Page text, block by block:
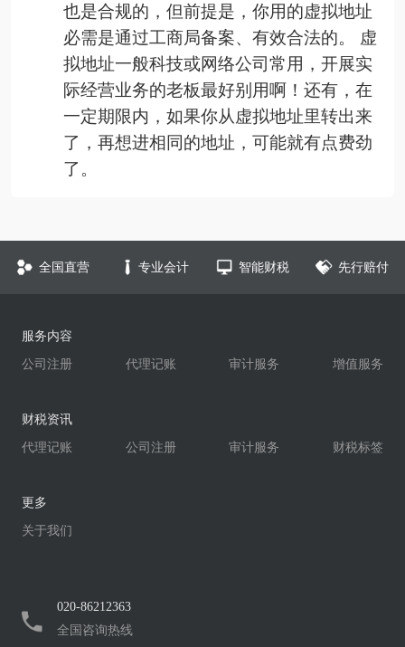
也是合规的，但前提是，你用的虚拟地址
必需是通过工商局备案、有效合法的。 虚
拟地址一般科技或网络公司常用，开展实
际经营业务的老板最好别用啊！还有，在
一定期限内，如果你从虚拟地址里转出来
了，再想进相同的地址，可能就有点费劲
了。
全国直营 专业会计 智能财税 先行赔付
服务内容
公司注册
代理记账 审计服务 增值服务
财税资讯
代理记账
公司注册 审计服务 财税标签
更多
关于我们
020-86212363
全国咨询热线